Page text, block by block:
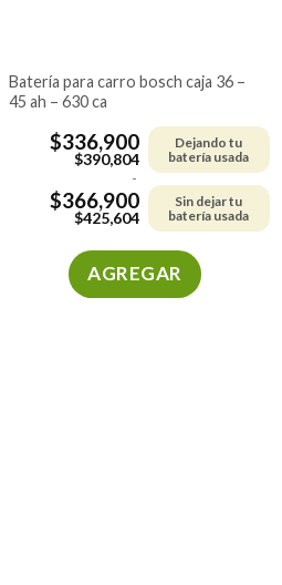
batería para carro bosch caja 36 –
45 ah – 630 ca
$336,900
$390,804
Dejando tu
batería usada
-
$366,900
$425,604
Sin dejar tu
batería usada
AGREGAR